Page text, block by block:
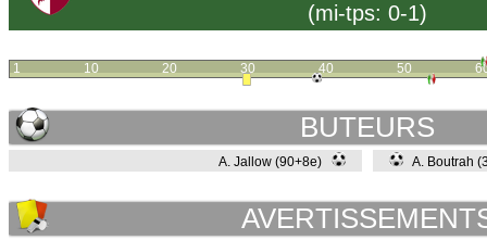
(mi-tps: 0-1)
1 10 20 30 40 50
BUTEURS
A. Jallow (90+8e) A. Boutrah